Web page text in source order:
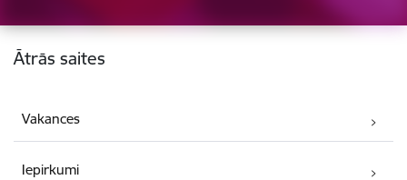
Kājene
Ātrās saites
Vakances
Iepirkumi